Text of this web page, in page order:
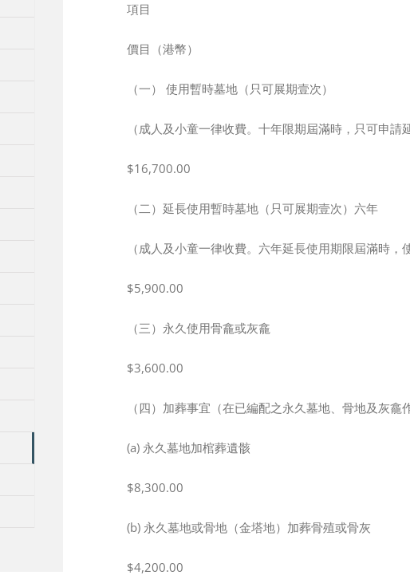
項目
價目（港幣）
（一） 使用暫時墓地（只可展期壹次）
（成人及小童一律收費。十年限期屆滿時，只可申
$16,700.00
（二）延長使用暫時墓地（只可展期壹次）六年
（成人及小童一律收費。六年延長使用期限屆滿時
$5,900.00
（三）永久使用骨龕或灰龕
$3,600.00
（四）加葬事宜（在已編配之永久墓地、骨地及灰龕
(a) 永久墓地加棺葬遺骸
$8,300.00
(b) 永久墓地或骨地（金塔地）加葬骨殖或骨灰
$4,200.00